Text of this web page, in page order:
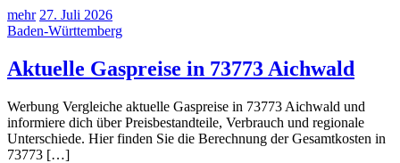
mehr 27. Juli 2026
Baden-Württemberg
Aktuelle Gaspreise in 73773 Aichwald
Werbung Vergleiche aktuelle Gaspreise in 73773 Aichwald und
informiere dich über Preisbestandteile, Verbrauch und regionale
Unterschiede. Hier finden Sie die Berechnung der Gesamtkosten in
73773 […]